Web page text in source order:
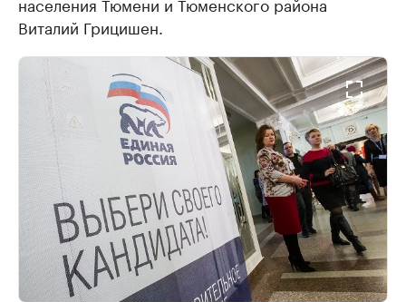
Виталий Грицишен.